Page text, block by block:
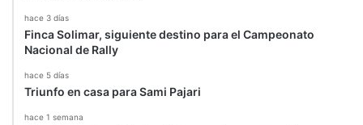
hace 3 días
Finca Solimar, siguiente destino para el Campeonato
Nacional de Rally
hace 5 días
Triunfo en casa para Sami Pajari
hace 1 semana